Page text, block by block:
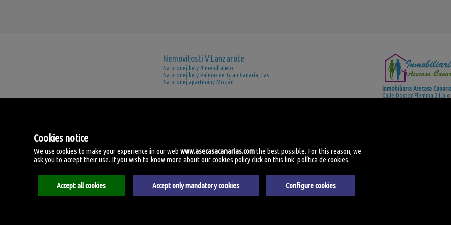
Nemovitosti V Lanzarote
Na prodej byty Almendralejo
Na prodej byty Palmas de Gran Canaria, Las
Na prodej apartmány Mogán
Inmobiliaria Asecasa
Calle Doctor Fleming
Cookies notice
We use cookies to make your experience in our webwww.asecasacanarias.comthe best possible. For this reason, we
ask you to accept their use. If you wish to know more about our cookies policy click on this link:política de cookies.
Accept all cookies Accept only mandatory cookies Configure cookies